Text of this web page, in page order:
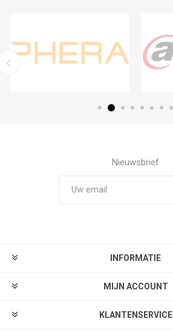
Nieuwsbrief
INFORMATIE
MIJN ACCOUNT
KLANTENSERVICE